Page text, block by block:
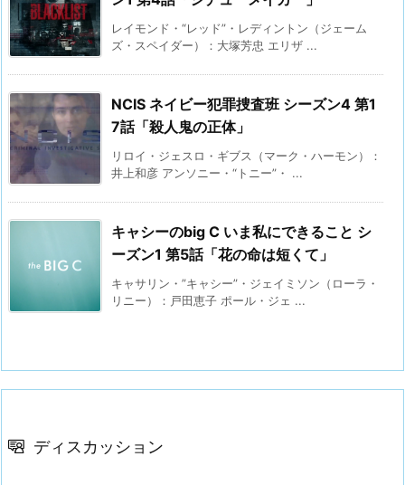
レイモンド・“レッド”・レディントン（ジェーム
ズ・スペイダー）：大塚芳忠 エリザ ...
NCIS ネイビー犯罪捜査班 シーズン4 第1
7話「殺人鬼の正体」
リロイ・ジェスロ・ギブス（マーク・ハーモン）：
井上和彦 アンソニー・“トニー”・ ...
キャシーのbig C いま私にできること シ
ーズン1 第5話「花の命は短くて」
キャサリン・”キャシー”・ジェイミソン（ローラ・
リニー）：戸田恵子 ポール・ジェ ...
ディスカッション